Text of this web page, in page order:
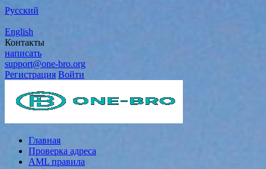
Русский
English
Контакты
написать
support@one-bro.org
Регистрация Войти
Главная
Проверка адреса
AML правила